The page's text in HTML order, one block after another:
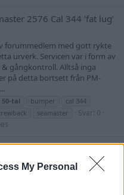
My Personal
2576 Cal 344 ’fat lug’
forummedlem med gott rykte
urverk. Servicen var i form av
gångkontroll. Alltså inga
på detta bortsett från PM-
50-tal bumper
cal 344
seamaster
Svar: 0
talare nu med flex
Manuellt uppdrag 36
slarvat bort kvittot. Går något